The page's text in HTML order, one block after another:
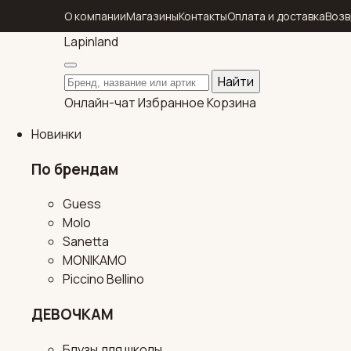
О компанииМагазиныКонтактыОплата и доставка
Lapinland
Поиск по каталогу
Найти
Онлайн-чатИзбранноеКорзина
Новинки
По брендам
Guess
Molo
Sanetta
MONIKAMO
Piccino Bellino
ДЕВОЧКАМ